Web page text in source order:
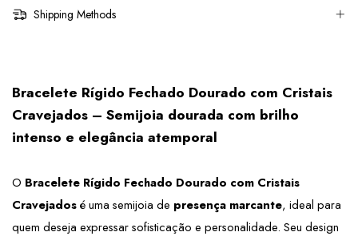
Shipping Methods
Bracelete Rígido Fechado Dourado com Cristais
Cravejados – Semijoia dourada com brilho
intenso e elegância atemporal
O Bracelete Rígido Fechado Dourado com Cristais
Cravejados é uma semijoia de presença marcante, ideal para
quem deseja expressar sofisticação e personalidade. Seu design